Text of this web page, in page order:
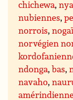
chichewa,
nubiennes,
norrois,
norvégien
ndonga,bas,
navaho,